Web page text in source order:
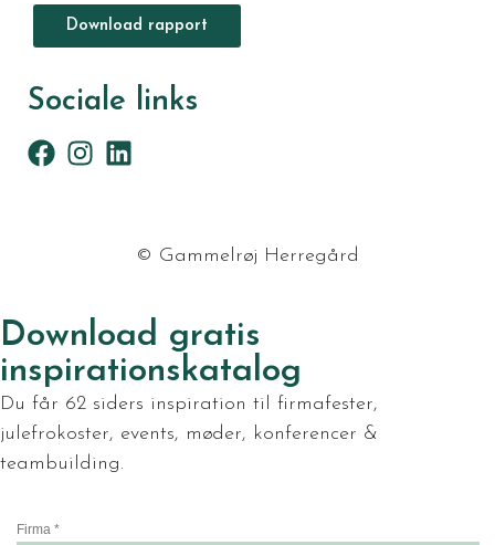
Download rapport
Sociale links
© Gammelrøj Herregård
Download gratis
inspirationskatalog
Du får 62 siders inspiration til firmafester,
julefrokoster, events, møder, konferencer &
teambuilding.